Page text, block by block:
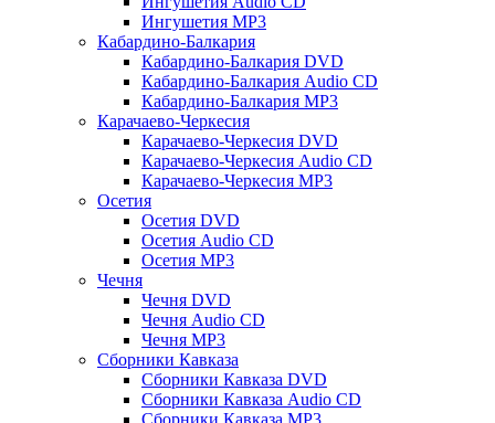
Ингушетия MP3
Кабардино-Балкария
Кабардино-Балкария DVD
Кабардино-Балкария Audio CD
Кабардино-Балкария MP3
Карачаево-Черкесия
Карачаево-Черкесия DVD
Карачаево-Черкесия Audio CD
Карачаево-Черкесия MP3
Осетия
Осетия DVD
Осетия Audio CD
Осетия MP3
Чечня
Чечня DVD
Чечня Audio CD
Чечня MP3
Сборники Кавказа
Сборники Кавказа DVD
Сборники Кавказа Audio CD
Сборники Кавказа MP3